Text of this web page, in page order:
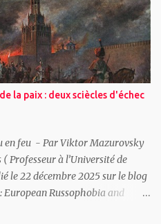
et du respect des libertés
de ces pratiques sur
confidentialité des
y a un secteur qui est
chiffrées vis-à-
de tolérance dès lors que ce
la paix : deux sciècles d'échec
en feu - Par Viktor Mazurovsky
( Professeur à l’Université de
le 22 décembre 2025 sur le blog
Russophobia and